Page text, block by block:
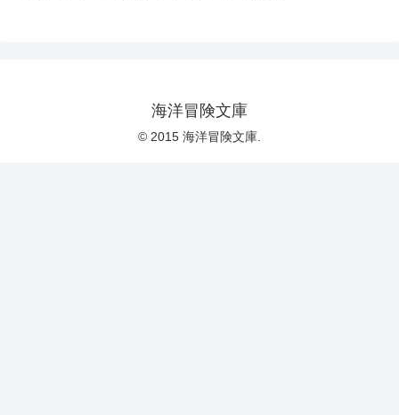
海洋冒険文庫
© 2015 海洋冒険文庫.